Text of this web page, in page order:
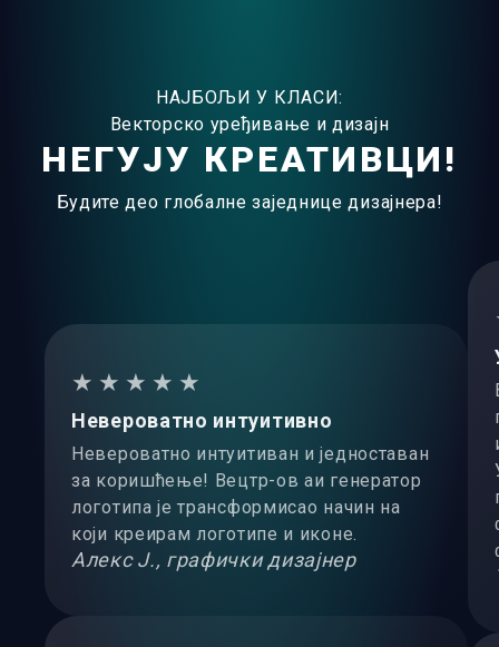
НАЈБОЉИ У КЛАСИ:
Векторско уређивање и дизајн
НЕГУЈУ КРЕАТИВЦИ!
Будите део глобалне заједнице дизајнера!
★★★★★
Невероватно интуитивно
Невероватно интуитиван и једноставан
за коришћење! Вецтр-ов аи генератор
логотипа је трансформисао начин на
који креирам логотипе и иконе.
Алекс Ј., графички дизајнер